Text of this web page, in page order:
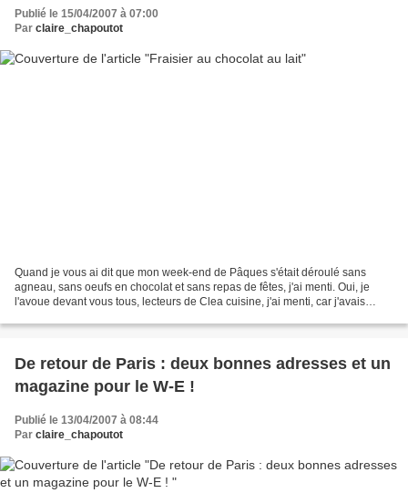
Publié le 15/04/2007 à 07:00
Par claire_chapoutot
Quand je vous ai dit que mon week-end de Pâques s'était déroulé sans
agneau, sans oeufs en chocolat et sans repas de fêtes, j'ai menti. Oui, je
l'avoue devant vous tous, lecteurs de Clea cuisine, j'ai menti, car j'avais
De retour de Paris : deux bonnes adresses et un
magazine pour le W-E !
Publié le 13/04/2007 à 08:44
Par claire_chapoutot